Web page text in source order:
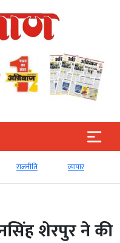
राजनीति व्‍यापार
शेरपुर ने की